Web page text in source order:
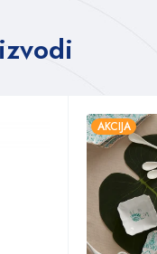
AKCIJA